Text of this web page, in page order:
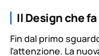
Il Design che
Fin dal primo
l’attenzione. La